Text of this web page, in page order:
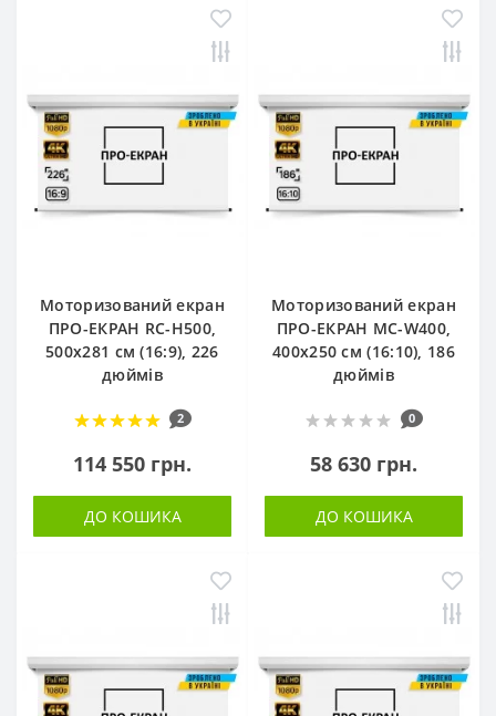
Моторизований екран
ПРО-ЕКРАН RC-H500,
500х281 см (16:9), 226
дюймів
2
114 550 грн.
ДО КОШИКА
Моторизований екран
ПРО-ЕКРАН MC-W400,
400х250 см (16:10), 186
дюймів
0
58 630 грн.
ДО КОШИКА